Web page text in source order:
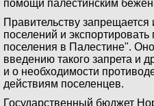
помощи палестинским
Правительству
поселений и
поселения в Палестине".
введению такого запрета и
и о необходимости
действиям поселенцев.
Государственный бюджет